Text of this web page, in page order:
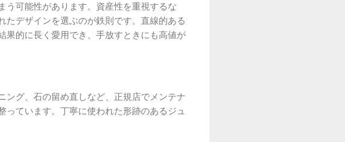
う可能性があります。資産性を重視するな
たデザインを選ぶのが鉄則です。直線的ある
果的に長く愛用でき、手放すときにも高値が
ング、石の留め直しなど、正規店でメンテナ
ています。丁寧に使われた形跡のあるジュ